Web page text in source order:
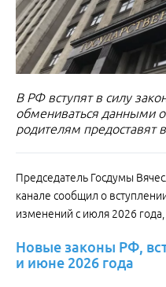
В РФ вступят в силу
обмениваться данными
родителям предоставят
Председатель Госдумы
канале сообщил о
изменений с июля 2026
Новые законы РФ,
и июне 2026 года